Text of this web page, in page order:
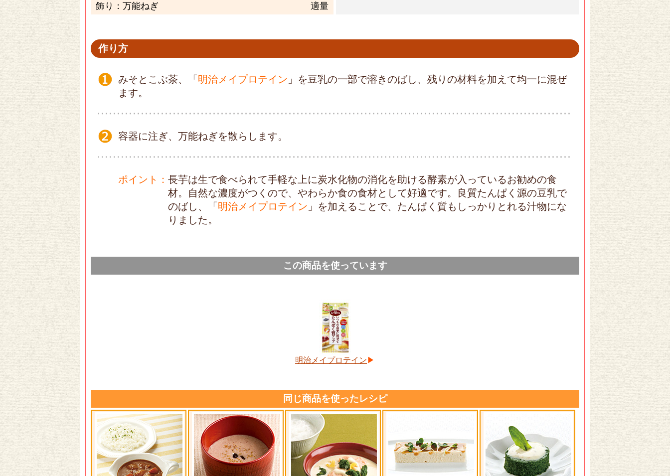
飾り：万能ねぎ
適量
作り方
みそとこぶ茶、「 明治メイプロテイン 」を豆乳の一部で溶きのばし、残りの材料を加えて均一に混ぜ
ます。
容器に注ぎ、万能ねぎを散らします。
ポイント ： 長芋は生で食べられて手軽な上に炭水化物の消化を助ける酵素が入っているお勧めの食
材。自然な濃度がつくので、やわらか食の食材として好適です。良質たんぱく源の豆乳で
のばし、「 明治メイプロテイン 」を加えることで、たんぱく質もしっかりとれる汁物にな
りました。
この商品を使っています
明治メイプロテイン
同じ商品を使ったレシピ